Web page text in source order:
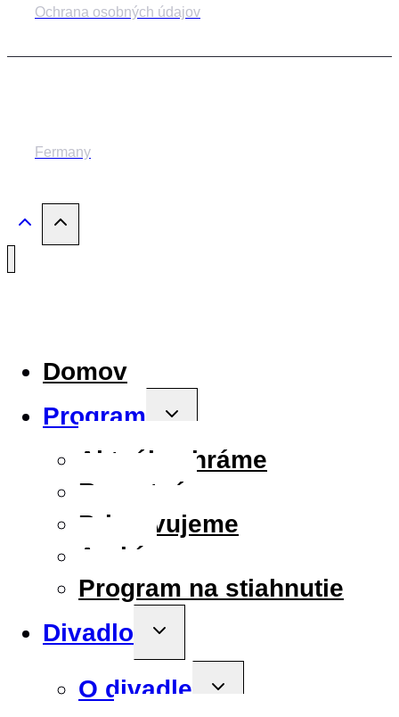
Ochrana osobných údajov
Fermany
Domov
Program
Toggle
Aktuálne hráme
Repertoár
Pripravujeme
Archív
Program na stiahnutie
Divadlo
Toggle
menu
O divadle
Toggle